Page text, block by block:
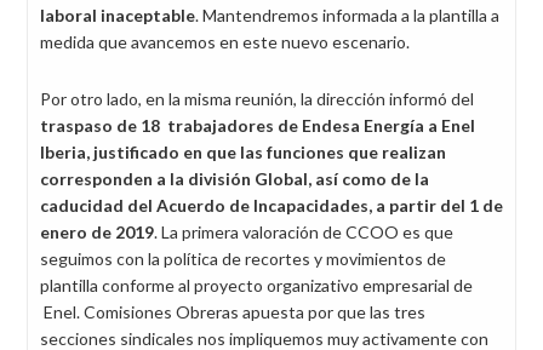
laboral inaceptable. Mantendremos informada a la plantilla a
medida que avancemos en este nuevo escenario.
Por otro lado, en la misma reunión, la dirección informó del
traspaso de 18 trabajadores de Endesa Energía a Enel
Iberia, justificado en que las funciones que realizan
corresponden a la división Global, así como de la
caducidad del Acuerdo de Incapacidades, a partir del 1 de
enero de 2019. La primera valoración de CCOO es que
seguimos con la política de recortes y movimientos de
plantilla conforme al proyecto organizativo empresarial de
Enel. Comisiones Obreras apuesta por que las tres
secciones sindicales nos impliquemos muy activamente con